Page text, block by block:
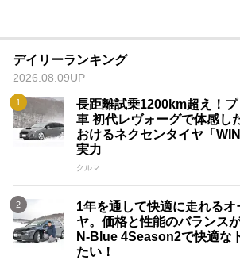
デイリーランキング
2026.08.09UP
長距離試乗1200km超え！
車 初代レヴォーグで体感し
おけるネクセンタイヤ「
実力
クルマ
1年を通して快適に走れるオ
ヤ。価格と性能のバランス
N-Blue 4Season2で快適な
たい！